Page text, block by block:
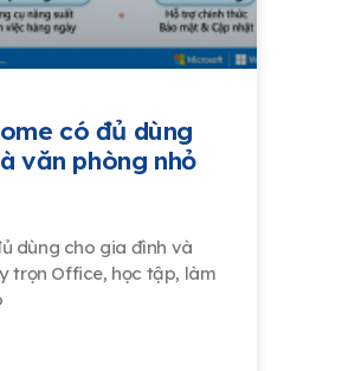
có đủ dùng
văn phòng nhỏ
dùng cho gia đình và
trọn Office, học tập, làm